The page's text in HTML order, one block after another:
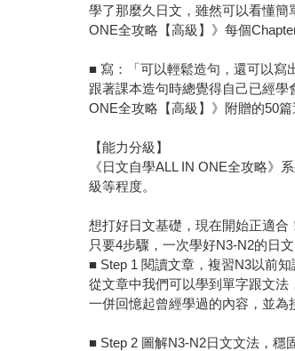
學了那麼久日文，雖然可以看懂
ONE全攻略【高級】》每個
■ 寫：「可以輕鬆造句，還可以寫
跟著課本造句時總覺得自己已經
ONE全攻略【高級】》附贈的50
【能力分級】
《日文自學ALL IN ONE全攻略》
級等程度。
想打好日文基礎，現在開始正適合
只要4步驟，一次學好N3-N2的日文
■ Step 1 閱讀文章，複習N3以前
從文章中我們可以學到單字跟文法
一併回憶起曾經學過的內容，並為
■ Step 2 圖解N3-N2日文文法，穩